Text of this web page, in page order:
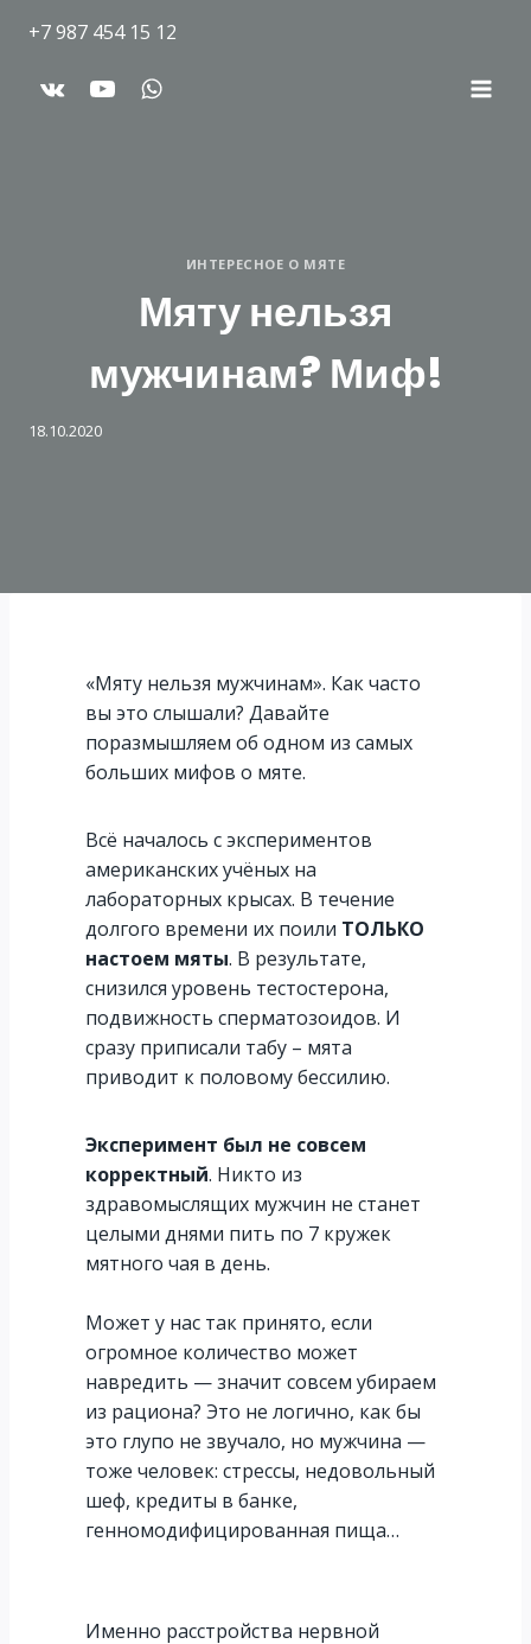
+7 987 454 15 12
ИНТЕРЕСНОЕ О МЯТЕ
Мяту нельзя
мужчинам? Миф!
18.10.2020
«Мяту нельзя мужчинам». Как часто
вы это слышали? Давайте
поразмышляем об одном из самых
больших мифов о мяте.
Всё началось с экспериментов
американских учёных на
лабораторных крысах. В течение
долгого времени их поили ТОЛЬКО
настоем мяты. В результате,
снизился уровень тестостерона,
подвижность сперматозоидов. И
сразу приписали табу – мята
приводит к половому бессилию.
Эксперимент был не совсем
корректный. Никто из
здравомыслящих мужчин не станет
целыми днями пить по 7 кружек
мятного чая в день.
Может у нас так принято, если
огромное количество может
навредить — значит совсем убираем
из рациона? Это не логично, как бы
это глупо не звучало, но мужчина —
тоже человек: стрессы, недовольный
шеф, кредиты в банке,
генномодифицированная пища…
Именно расстройства нервной